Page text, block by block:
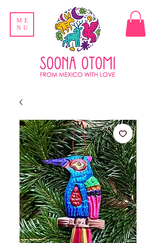
ME
NU